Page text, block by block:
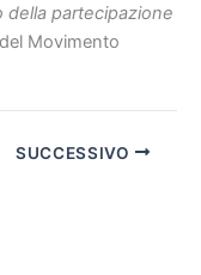
della partecipazione
Movimento
SUCCESSIVO